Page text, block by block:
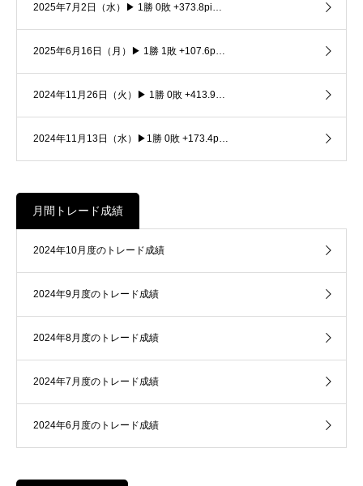
2025年7月2日（水）▶ 1勝 0敗 +373.8pi…
2025年6月16日（月）▶ 1勝 1敗 +107.6p…
2024年11月26日（火）▶ 1勝 0敗 +413.9…
2024年11月13日（水）▶1勝 0敗 +173.4p…
月間トレード成績
2024年10月度のトレード成績
2024年9月度のトレード成績
2024年8月度のトレード成績
2024年7月度のトレード成績
2024年6月度のトレード成績